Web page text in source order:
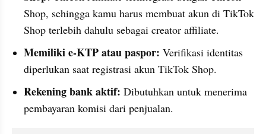
Shop, sehingga kamu harus membuat akun di TikTok
Shop terlebih dahulu sebagai creator affiliate.
Memiliki e-KTP atau paspor: Verifikasi identitas
diperlukan saat registrasi akun TikTok Shop.
Rekening bank aktif: Dibutuhkan untuk menerima
pembayaran komisi dari penjualan.